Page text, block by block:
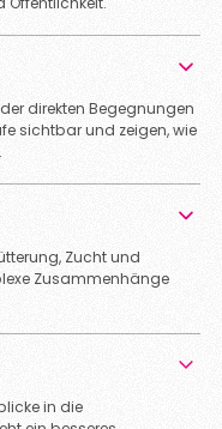
direkten Begegnungen
sichtbar und zeigen, wie
Zucht und
Zusammenhänge
in die